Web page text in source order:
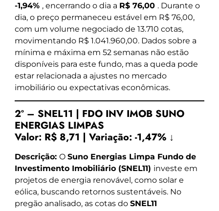
-1,94% , encerrando o dia a R$ 76,00 . Durante o
dia, o preço permaneceu estável em R$ 76,00,
com um volume negociado de 13.710 cotas,
movimentando R$ 1.041.960,00. Dados sobre a
mínima e máxima em 52 semanas não estão
disponíveis para este fundo, mas a queda pode
estar relacionada a ajustes no mercado
imobiliário ou expectativas econômicas.
2º – SNEL11 | FDO INV IMOB SUNO
ENERGIAS LIMPAS
Valor: R$ 8,71 | Variação: -1,47% ↓
Descrição: O Suno Energias Limpa Fundo de
Investimento Imobiliário (SNEL11) investe em
projetos de energia renovável, como solar e
eólica, buscando retornos sustentáveis. No
pregão analisado, as cotas do SNEL11